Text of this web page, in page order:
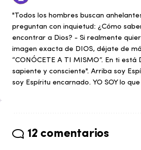
"Todos los hombres buscan
preguntan con inquietud: ¿Cómo
encontrar a Dios? - Si realmente
imagen exacta de DIOS, déjate de
“CONÓCETE A TI MISMO”. En ti está
sapiente y consciente". Arriba soy
soy Espíritu encarnado. YO SOY lo
12 comentarios